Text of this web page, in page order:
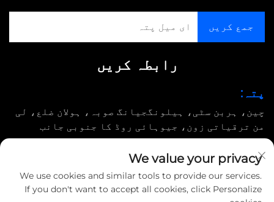
رابطہ کریں
پتہ:
چین، ہربن سٹی، ہیلونگجیانگ صوبہ، ہولان ضلع، لی
من ترقیاتی زون، جیوہائی روڈ کا جنوبی جانب
We value your privacy
We use cookies and similar tools to provide our services.
If you don't want to accept all cookies, click Personalize